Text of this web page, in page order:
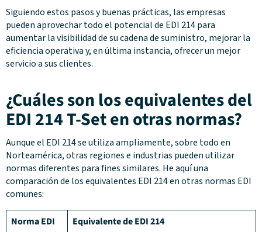
Siguiendo estos pasos y buenas prácticas, las empresas
pueden aprovechar todo el potencial de EDI 214 para
aumentar la visibilidad de su cadena de suministro, mejorar la
eficiencia operativa y, en última instancia, ofrecer un mejor
servicio a sus clientes.
¿Cuáles son los equivalentes del
EDI 214 T-Set en otras normas?
Aunque el EDI 214 se utiliza ampliamente, sobre todo en
Norteamérica, otras regiones e industrias pueden utilizar
normas diferentes para fines similares. He aquí una
comparación de los equivalentes EDI 214 en otras normas EDI
comunes:
Norma EDI Equivalente de EDI 214